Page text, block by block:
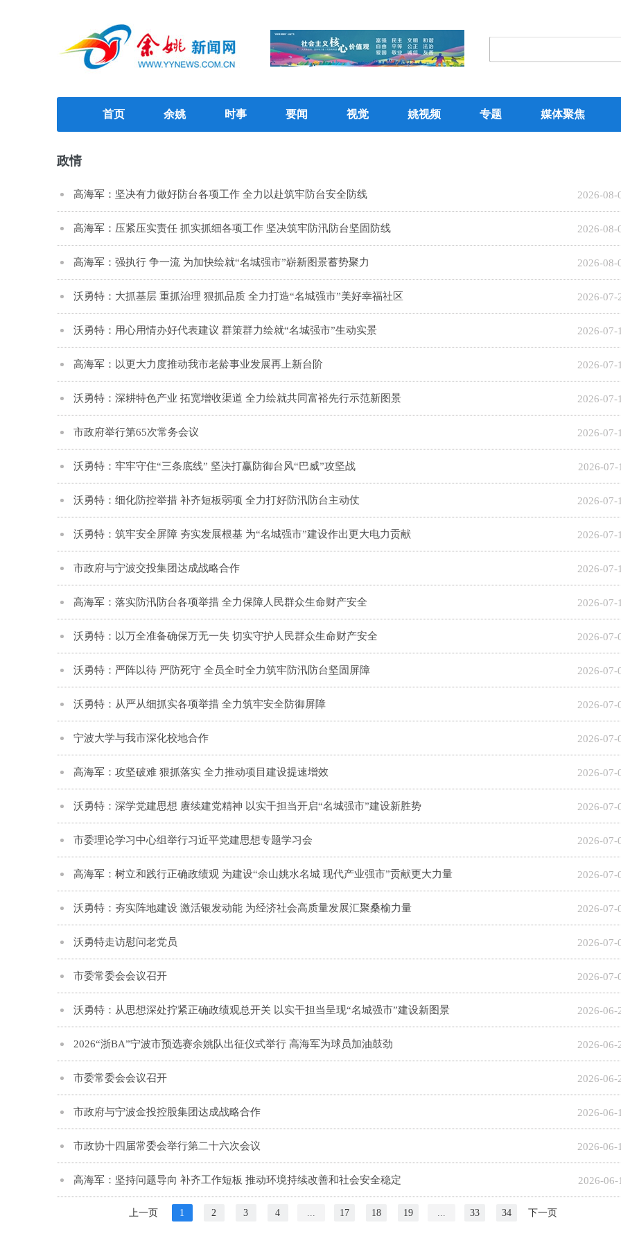
首页 余姚 时事 要闻 视觉 姚视频 专题 媒体聚焦
政情
高海军：坚决有力做好防台各项工作 全力以赴筑牢防台安全防线 2026-08-
高海军：压紧压实责任 抓实抓细各项工作 坚决筑牢防汛防台坚固防线 2026-08-
高海军：强执行 争一流 为加快绘就“名城强市”崭新图景蓄势聚力 2026-08-
沃勇特：大抓基层 重抓治理 狠抓品质 全力打造“名城强市”美好幸福社区 2026-07-
沃勇特：用心用情办好代表建议 群策群力绘就“名城强市”生动实景 2026-07-
高海军：以更大力度推动我市老龄事业发展再上新台阶 2026-07-
沃勇特：深耕特色产业 拓宽增收渠道 全力绘就共同富裕先行示范新图景 2026-07-
市政府举行第65次常务会议 2026-07-
沃勇特：牢牢守住“三条底线” 坚决打赢防御台风“巴威”攻坚战 2026-07-
沃勇特：细化防控举措 补齐短板弱项 全力打好防汛防台主动仗 2026-07-
沃勇特：筑牢安全屏障 夯实发展根基 为“名城强市”建设作出更大电力贡献 2026-07-
市政府与宁波交投集团达成战略合作 2026-07-
高海军：落实防汛防台各项举措 全力保障人民群众生命财产安全 2026-07-
沃勇特：以万全准备确保万无一失 切实守护人民群众生命财产安全 2026-07-
沃勇特：严阵以待 严防死守 全员全时全力筑牢防汛防台坚固屏障 2026-07-
沃勇特：从严从细抓实各项举措 全力筑牢安全防御屏障 2026-07-
宁波大学与我市深化校地合作 2026-07-
高海军：攻坚破难 狠抓落实 全力推动项目建设提速增效 2026-07-
沃勇特：深学党建思想 赓续建党精神 以实干担当开启“名城强市”建设新胜势 2026-07-
市委理论学习中心组举行习近平党建思想专题学习会 2026-07-
高海军：树立和践行正确政绩观 为建设“余山姚水名城 现代产业强市”贡献更大力量 2026-07-
沃勇特：夯实阵地建设 激活银发动能 为经济社会高质量发展汇聚桑榆力量 2026-07-
沃勇特走访慰问老党员 2026-07-
市委常委会会议召开 2026-07-
沃勇特：从思想深处拧紧正确政绩观总开关 以实干担当呈现“名城强市”建设新图景 2026-06-
2026“浙BA”宁波市预选赛余姚队出征仪式举行 高海军为球员加油鼓劲 2026-06-
市委常委会会议召开 2026-06-
市政府与宁波金投控股集团达成战略合作 2026-06-
市政协十四届常委会举行第二十六次会议 2026-06-
高海军：坚持问题导向 补齐工作短板 推动环境持续改善和社会安全稳定 2026-06-
上一页 1 2 3 4 ... 17 18 19 ... 33 34 下一页